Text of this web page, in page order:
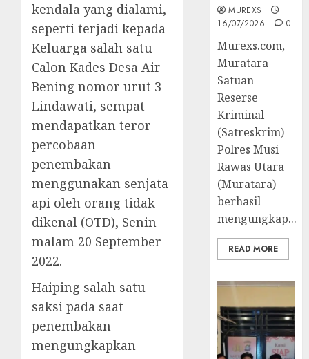
kendala yang dialami,
seperti terjadi kepada
Keluarga salah satu
Calon Kades Desa Air
Bening nomor urut 3
Lindawati, sempat
mendapatkan teror
percobaan
penembakan
menggunakan senjata
api oleh orang tidak
dikenal (OTD), Senin
malam 20 September
2022.
Haiping salah satu
saksi pada saat
penembakan
mengungkapkan
MUREXS
16/07/2026
0
Murexs.com,
Muratara –
Satuan
Reserse
Kriminal
(Satreskrim)
Polres Musi
Rawas Utara
(Muratara)
berhasil
mengungkap...
READ MORE